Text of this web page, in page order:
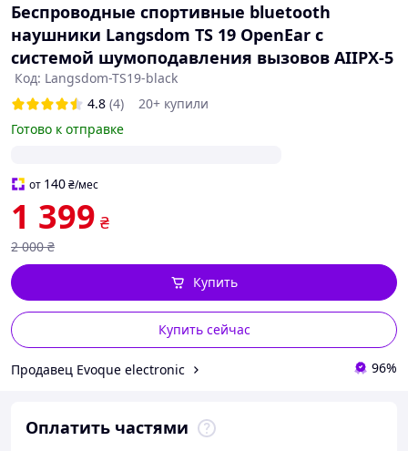
Беспроводные спортивные bluetooth
наушники Langsdom TS 19 OpenEar с
системой шумоподавления вызовов AIIPX-5
Код: Langsdom-TS19-black
4.8 (4)
20+ купили
Готово к отправке
от 140₴/мес
1 399 ₴
2 000 ₴
Купить сейчас
Купить
Продавец Evoque electronic 96%
Оплатить частями